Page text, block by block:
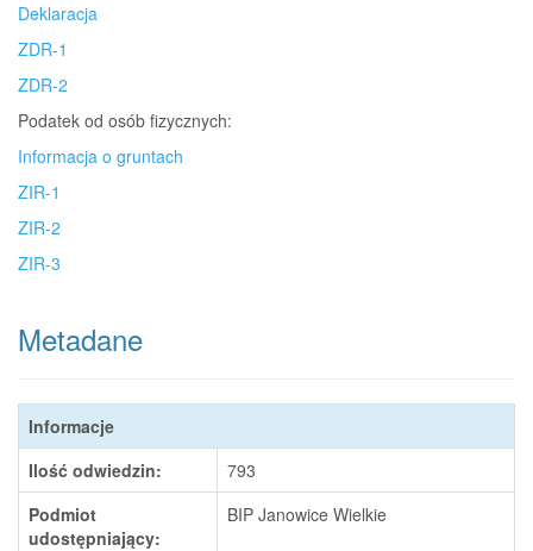
Deklaracja
ZDR-1
ZDR-2
Podatek od osób fizycznych:
Informacja o gruntach
ZIR-1
ZIR-2
ZIR-3
Metadane
Informacje
Ilość odwiedzin:
793
Podmiot
udostępniający:
BIP Janowice Wielkie